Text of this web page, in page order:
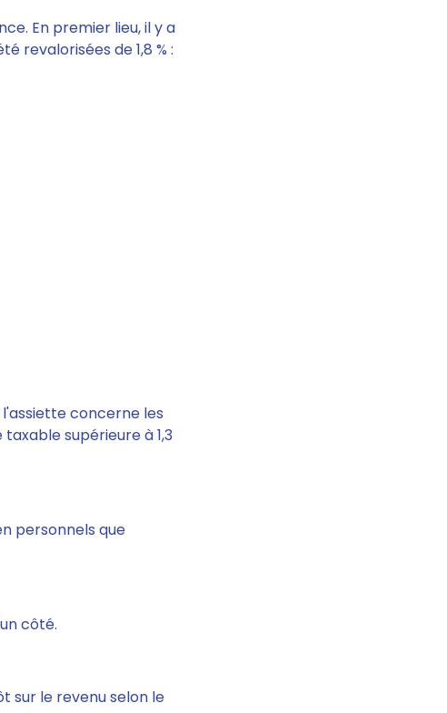
En premier lieu, il y a
revalorisées de 1,8 % :
concerne les
supérieure à 1,3
personnels que
côté.
sur le revenu selon le